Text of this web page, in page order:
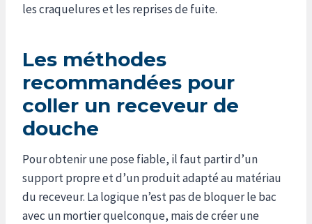
les craquelures et les reprises de fuite.
Les méthodes
recommandées pour
coller un receveur de
douche
Pour obtenir une pose fiable, il faut partir d’un
support propre et d’un produit adapté au matériau
du receveur. La logique n’est pas de bloquer le bac
avec un mortier quelconque, mais de créer une